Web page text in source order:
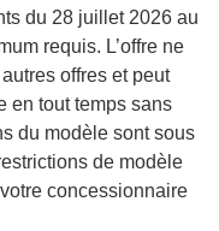
du 28 juillet 2026 au
requis. L’offre ne
offres et peut
en tout temps sans
du modèle sont sous
de modèle
concessionnaire